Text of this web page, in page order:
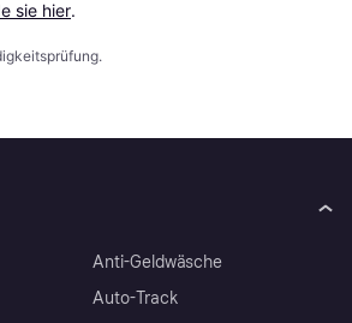
sie hier.
Anti-Geldwäsche
Auto-Track